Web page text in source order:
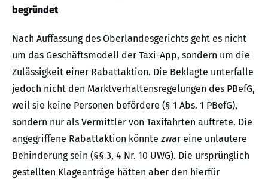
begründet
Nach Auffassung des Oberlandesgerichts geht es nicht
um das Geschäftsmodell der Taxi-App, sondern um die
Zulässigkeit einer Rabattaktion. Die Beklagte unterfalle
jedoch nicht den Marktverhaltensregelungen des PBefG,
weil sie keine Personen befördere (§ 1 Abs. 1 PBefG),
sondern nur als Vermittler von Taxifahrten auftrete. Die
angegriffene Rabattaktion könnte zwar eine unlautere
Behinderung sein (§§ 3, 4 Nr. 10 UWG). Die ursprünglich
gestellten Klageanträge hätten aber den hierfür